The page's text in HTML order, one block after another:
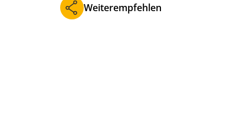
Weiterempfehlen